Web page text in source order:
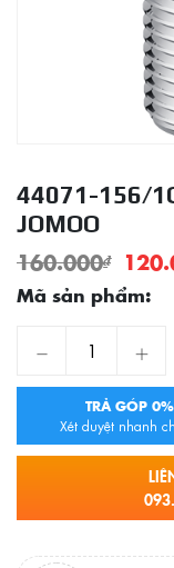
44071-156/
JOMOO
160.000₫
Mã sản phẩm:
44071-156/1C-
TRẢ GÓP 0%
Xét duyệt nhanh